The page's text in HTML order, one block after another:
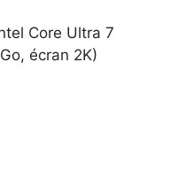
Core Ultra 7
écran 2K)